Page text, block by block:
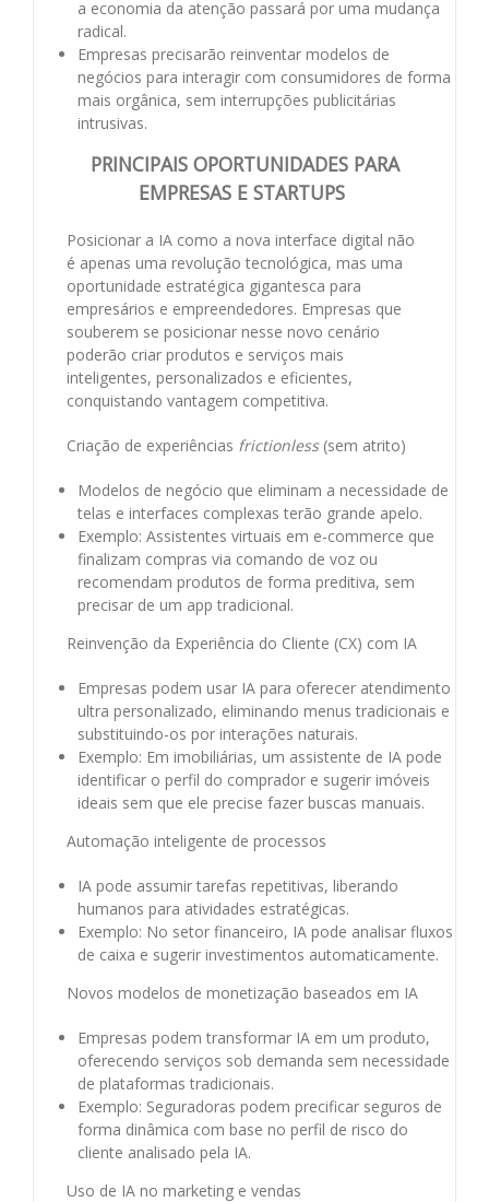
a economia da atenção passará por uma mudança
radical.
Empresas precisarão reinventar modelos de
negócios para interagir com consumidores de forma
mais orgânica, sem interrupções publicitárias
intrusivas.
PRINCIPAIS OPORTUNIDADES PARA
EMPRESAS E STARTUPS
Posicionar a IA como a nova interface digital não
é apenas uma revolução tecnológica, mas uma
oportunidade estratégica gigantesca para
empresários e empreendedores. Empresas que
souberem se posicionar nesse novo cenário
poderão criar produtos e serviços mais
inteligentes, personalizados e eficientes,
conquistando vantagem competitiva.
Criação de experiências frictionless(sem atrito)
Modelos de negócio que eliminam a necessidade de
telas e interfaces complexas terão grande apelo.
Exemplo: Assistentes virtuais em e-commerce que
finalizam compras via comando de voz ou
recomendam produtos de forma preditiva, sem
precisar de um app tradicional.
Reinvenção da Experiência do Cliente (CX) com IA
Empresas podem usar IA para oferecer atendimento
ultra personalizado, eliminando menus tradicionais e
substituindo-os por interações naturais.
Exemplo: Em imobiliárias, um assistente de IA pode
identificar o perfil do comprador e sugerir imóveis
ideais sem que ele precise fazer buscas manuais.
Automação inteligente de processos
IA pode assumir tarefas repetitivas, liberando
humanos para atividades estratégicas.
Exemplo: No setor financeiro, IA pode analisar fluxos
de caixa e sugerir investimentos automaticamente.
Novos modelos de monetização baseados em IA
Empresas podem transformar IA em um produto,
oferecendo serviços sob demanda sem necessidade
de plataformas tradicionais.
Exemplo: Seguradoras podem precificar seguros de
forma dinâmica com base no perfil de risco do
cliente analisado pela IA.
Uso de IA no marketing e vendas